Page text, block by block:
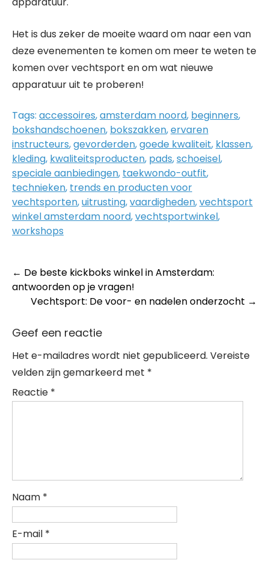
Het is dus zeker de moeite waard om naar een van
deze evenementen te komen om meer te weten te
komen over vechtsport en om wat nieuwe
apparatuur uit te proberen!
Tags: accessoires,amsterdam noord, beginners,
bokshandschoenen, bokszakken,ervaren
instructeurs,gevorderden,goede kwaliteit, klassen,
kleding, kwaliteitsproducten, pads,schoeisel,
speciale aanbiedingen, taekwondo-outfit,
technieken, trends en producten voor
vechtsporten,uitrusting,vaardigheden,vechtsport
winkel amsterdam noord,vechtsportwinkel,
workshops
Post
navigation
← De beste kickboks winkel in Amsterdam:
antwoorden op je vragen!
Vechtsport: De voor- en nadelen onderzocht →
Geef een reactie
Het e-mailadres wordt niet gepubliceerd. Vereiste
velden zijn gemarkeerd met *
Reactie *
Naam *
E-mail *